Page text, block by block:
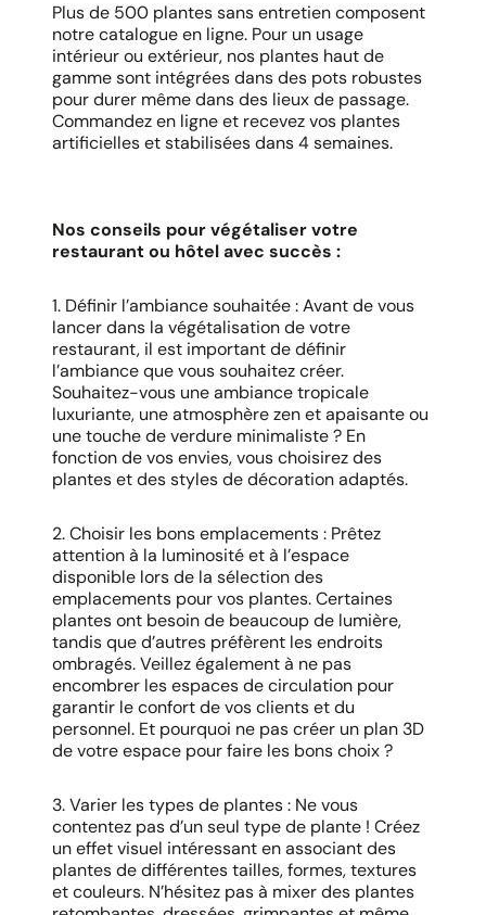
Plus de 500 plantes sans entretien composent
notre catalogue en ligne. Pour un usage
intérieur ou extérieur, nos plantes haut de
gamme sont intégrées dans des pots robustes
pour durer même dans des lieux de passage.
Commandez en ligne et recevez vos plantes
artificielles et stabilisées dans 4 semaines.
Nos conseils pour végétaliser votre
restaurant ou hôtel avec succès :
1. Définir l’ambiance souhaitée : Avant de vous
lancer dans la végétalisation de votre
restaurant, il est important de définir
l’ambiance que vous souhaitez créer.
Souhaitez-vous une ambiance tropicale
luxuriante, une atmosphère zen et apaisante ou
une touche de verdure minimaliste ? En
fonction de vos envies, vous choisirez des
plantes et des styles de décoration adaptés.
2. Choisir les bons emplacements : Prêtez
attention à la luminosité et à l’espace
disponible lors de la sélection des
emplacements pour vos plantes. Certaines
plantes ont besoin de beaucoup de lumière,
tandis que d’autres préfèrent les endroits
ombragés. Veillez également à ne pas
encombrer les espaces de circulation pour
garantir le confort de vos clients et du
personnel. Et pourquoi ne pas créer un plan 3D
de votre espace pour faire les bons choix ?
3. Varier les types de plantes : Ne vous
contentez pas d’un seul type de plante ! Créez
un effet visuel intéressant en associant des
plantes de différentes tailles, formes, textures
et couleurs. N’hésitez pas à mixer des plantes